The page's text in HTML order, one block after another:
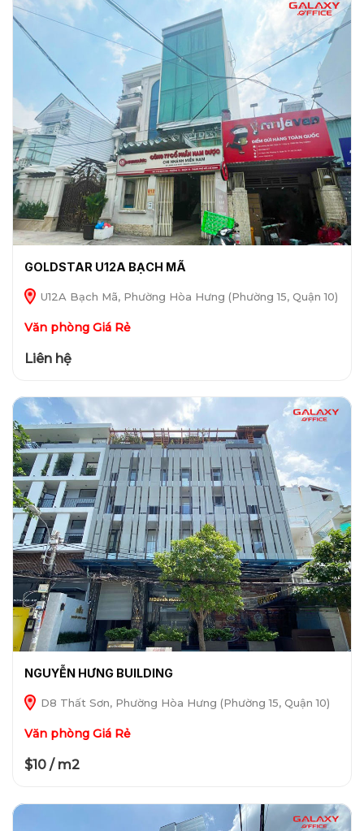
GOLDSTAR U12A BẠCH MÃ
U12A Bạch Mã, Phường Hòa Hưng (Phường 15, Quận 10)
Văn phòng Giá Rẻ
Liên hệ
NGUYỄN HƯNG BUILDING
D8 Thất Sơn, Phường Hòa Hưng (Phường 15, Quận 10)
Văn phòng Giá Rẻ
$10 / m2